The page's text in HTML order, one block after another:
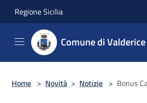
Regione Sicilia
Comune di Valderice
Home > Novità > Notizie > Bonus